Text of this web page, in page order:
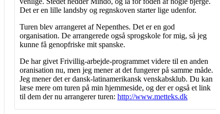
Det er en lille landsby og regnskoven starter lige udenfor.
Turen blev arrangeret af Nepenthes. Det er en god
organisation. De arrangerede også sprogskole for mig, så jeg
kunne få genopfriske mit spanske.
De har givet Frivillig-arbejde-programmet videre til en anden
oranisation nu, men jeg mener at det fungerer på samme måde.
Jeg mener det er dansk-latinamerikansk venskabsklub. Du kan
læse mere om turen på min hjemmeside, og der er også et link
til dem der nu arrangerer turen: http://www.metteks.dk